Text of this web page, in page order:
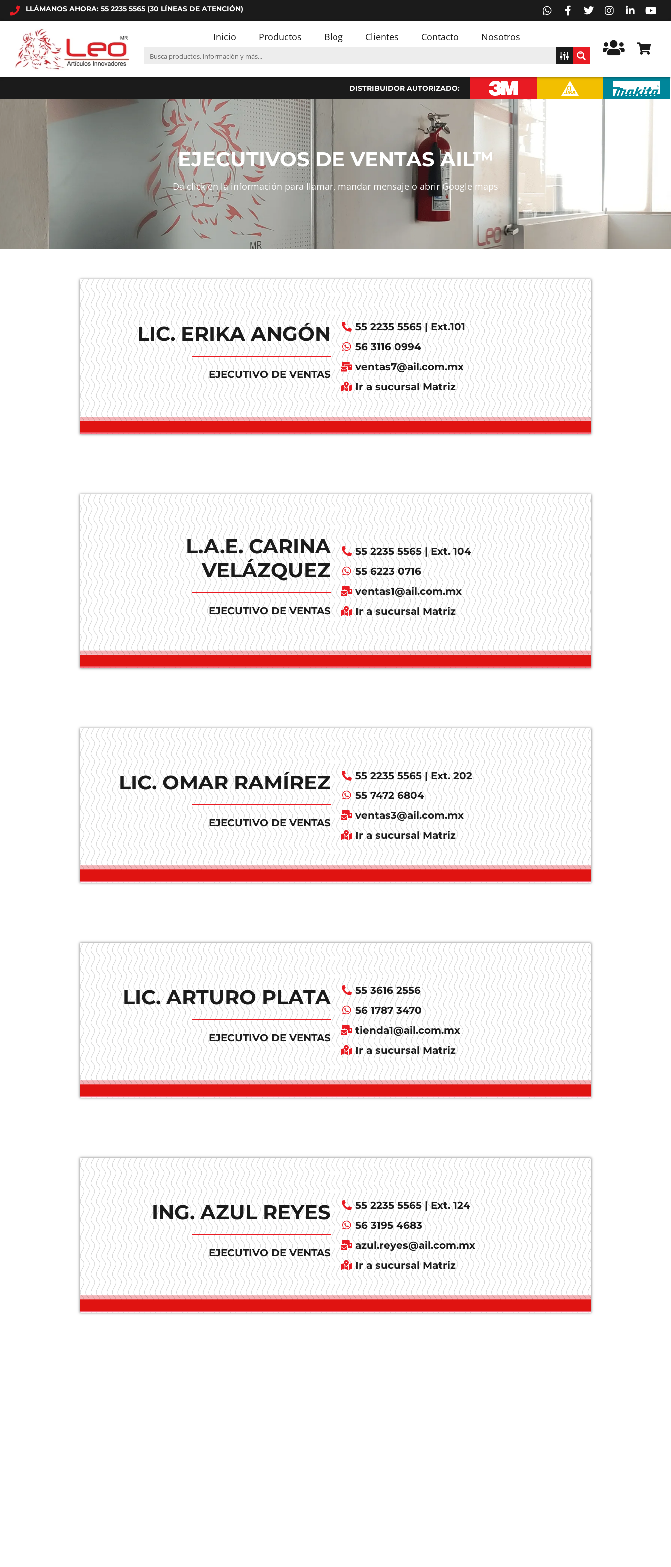
LLÁMANOS AHORA: 55 2235 5565 (30 LÍNEAS DE ATENCIÓN)
Inicio Productos Blog Clientes Contacto Nosotros
DISTRIBUIDOR AUTORIZADO:
EJECUTIVOS DE VENTAS AIL™
Da click en la información para llamar, mandar mensaje o abrir Google maps
LIC. ERIKA ANGÓN
EJECUTIVO DE VENTAS
55 2235 5565 | Ext.101
56 3116 0994
ventas7@ail.com.mx
Ir a sucursal Matriz
L.A.E. CARINA
VELÁZQUEZ
EJECUTIVO DE VENTAS
55 2235 5565 | Ext. 104
55 6223 0716
ventas1@ail.com.mx
Ir a sucursal Matriz
LIC. OMAR RAMÍREZ
EJECUTIVO DE VENTAS
55 2235 5565 | Ext. 202
55 7472 6804
ventas3@ail.com.mx
Ir a sucursal Matriz
LIC. ARTURO PLATA
EJECUTIVO DE VENTAS
55 3616 2556
56 1787 3470
tienda1@ail.com.mx
Ir a sucursal Matriz
ING. AZUL REYES
EJECUTIVO DE VENTAS
55 2235 5565 | Ext. 124
56 3195 4683
azul.reyes@ail.com.mx
Ir a sucursal Matriz